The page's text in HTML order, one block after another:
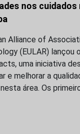
nos
Alliance of
(EULAR) lançou
uma iniciativa
e melhorar a
área. Os